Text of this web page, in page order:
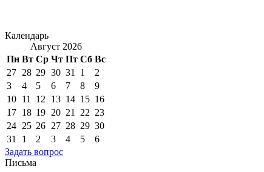
Календарь
Август 2026
Пн Вт Ср Чт Пт Сб Вс
27 28 29 30 31 1
2
3
4 5 6 7 8
9
10 11 12 13 14 15 16
17 18 19 20 21 22 23
24 25 26 27 28 29 30
31
1 2 3 4 5
6
Задать вопрос
Письма